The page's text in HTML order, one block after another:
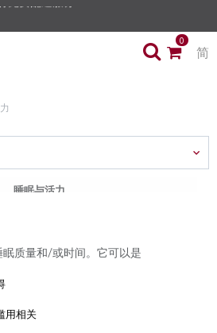
0
简
睡眠与活力
质量和/或时间。它可以是
用相关